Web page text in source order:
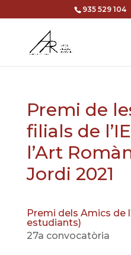
935 529 104
Premi de
filials de
l’Art
Jordi 2021
Premi dels Amics de
estudiants)
27a convocatòria